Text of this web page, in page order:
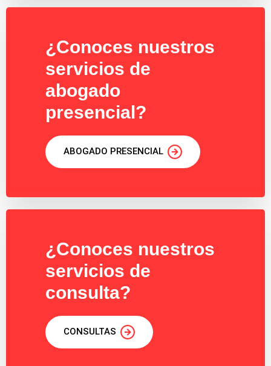
¿Conoces nuestros
servicios de
abogado
presencial?
ABOGADO PRESENCIAL
¿Conoces nuestros
servicios de
consulta?
CONSULTAS